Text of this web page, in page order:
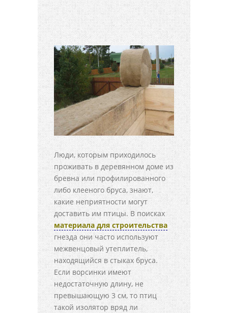
Люди, которым приходилось
проживать в деревянном доме из
бревна или профилированного
либо клееного бруса, знают,
какие неприятности могут
доставить им птицы. В поисках
материала для строительства
гнезда они часто используют
межвенцовый утеплитель,
находящийся в стыках бруса.
Если ворсинки имеют
недостаточную длину, не
превышающую 3 см, то птиц
такой изолятор вряд ли